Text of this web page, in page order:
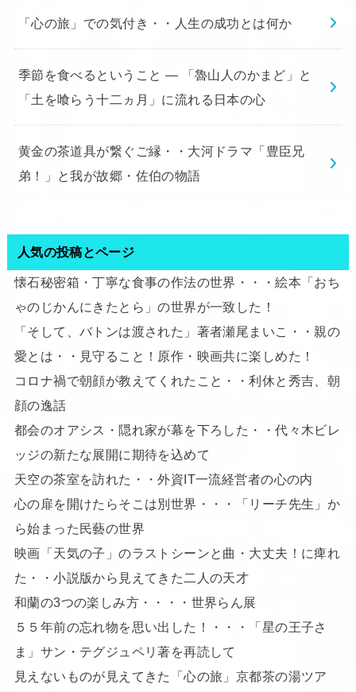
「心の旅」での気付き・・人生の成功とは何か
季節を食べるということ ― 「魯山人のかまど」と
「土を喰らう十二ヵ月」に流れる日本の心
黄金の茶道具が繋ぐご縁・・大河ドラマ「豊臣兄
弟！」と我が故郷・佐伯の物語
人気の投稿とページ
懐石秘密箱・丁寧な食事の作法の世界・・・絵本「おち
ゃのじかんにきたとら」の世界が一致した！
「そして、バトンは渡された」著者瀬尾まいこ・・親の
愛とは・・見守ること！原作・映画共に楽しめた！
コロナ禍で朝顔が教えてくれたこと・・利休と秀吉、朝
顔の逸話
都会のオアシス・隠れ家が幕を下ろした・・代々木ビレ
ッジの新たな展開に期待を込めて
天空の茶室を訪れた・・外資IT一流経営者の心の内
心の扉を開けたらそこは別世界・・・「リーチ先生」か
ら始まった民藝の世界
映画「天気の子」のラストシーンと曲・大丈夫！に痺れ
た・・小説版から見えてきた二人の天才
和蘭の3つの楽しみ方・・・・世界らん展
５５年前の忘れ物を思い出した！・・・「星の王子さ
ま」サン・テグジュペリ著を再読して
見えないものが見えてきた「心の旅」京都茶の湯ツア